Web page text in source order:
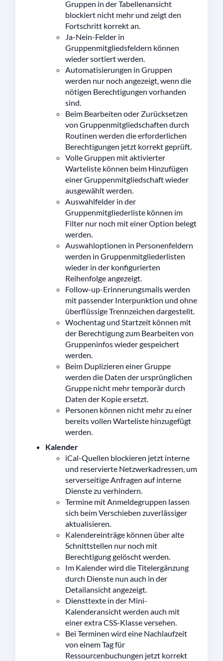
Gruppen in der Tabellenansicht
blockiert nicht mehr und zeigt den
Fortschritt korrekt an.
Ja-Nein-Felder in
Gruppenmitgliedsfeldern können
wieder sortiert werden.
Automatisierungen in Gruppen
werden nur noch angezeigt, wenn die
nötigen Berechtigungen vorhanden
sind.
Beim Bearbeiten oder Zurücksetzen
von Gruppenmitgliedschaften durch
Routinen werden die erforderlichen
Berechtigungen jetzt korrekt geprüft.
Volle Gruppen mit aktivierter
Warteliste können beim Hinzufügen
einer Gruppenmitgliedschaft wieder
ausgewählt werden.
Auswahlfelder in der
Gruppenmitgliederliste können im
Filter nur noch mit einer Option belegt
werden.
Auswahloptionen in Personenfeldern
werden in Gruppenmitgliederlisten
wieder in der konfigurierten
Reihenfolge angezeigt.
Follow-up-Erinnerungsmails werden
mit passender Interpunktion und ohne
überflüssige Trennzeichen dargestellt.
Wochentag und Startzeit können mit
der Berechtigung zum Bearbeiten von
Gruppeninfos wieder gespeichert
werden.
Beim Duplizieren einer Gruppe
werden die Daten der ursprünglichen
Gruppe nicht mehr temporär durch
Daten der Kopie ersetzt.
Personen können nicht mehr zu einer
bereits vollen Warteliste hinzugefügt
werden.
Kalender
iCal-Quellen blockieren jetzt interne
und reservierte Netzwerkadressen, um
serverseitige Anfragen auf interne
Dienste zu verhindern.
Termine mit Anmeldegruppen lassen
sich beim Verschieben zuverlässiger
aktualisieren.
Kalendereinträge können über alte
Schnittstellen nur noch mit
Berechtigung gelöscht werden.
Im Kalender wird die Titelergänzung
durch Dienste nun auch in der
Detailansicht angezeigt.
Diensttexte in der Mini-
Kalenderansicht werden auch mit
einer extra CSS-Klasse versehen.
Bei Terminen wird eine Nachlaufzeit
von einem Tag für
Ressourcenbuchungen jetzt korrekt